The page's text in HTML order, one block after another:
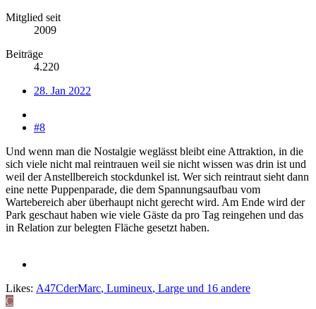
Mitglied seit
2009
Beiträge
4.220
28. Jan 2022
#8
Und wenn man die Nostalgie weglässt bleibt eine Attraktion, in die
sich viele nicht mal reintrauen weil sie nicht wissen was drin ist und
weil der Anstellbereich stockdunkel ist. Wer sich reintraut sieht dann
eine nette Puppenparade, die dem Spannungsaufbau vom
Wartebereich aber überhaupt nicht gerecht wird. Am Ende wird der
Park geschaut haben wie viele Gäste da pro Tag reingehen und das
in Relation zur belegten Fläche gesetzt haben.
Likes: A47CderMarc, Lumineux, Large und 16 andere
C